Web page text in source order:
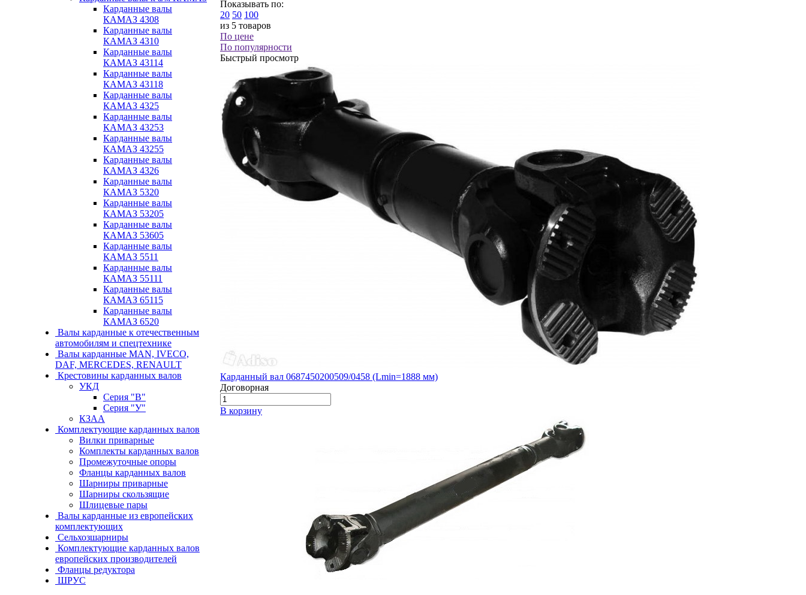
Карданные валы
КАМАЗ 4308
Карданные валы
КАМАЗ 4310
Карданные валы
КАМАЗ 43114
Карданные валы
КАМАЗ 43118
Карданные валы
КАМАЗ 4325
Карданные валы
КАМАЗ 43253
Карданные валы
КАМАЗ 43255
Карданные валы
КАМАЗ 4326
Карданные валы
КАМАЗ 5320
Карданные валы
КАМАЗ 53205
Карданные валы
КАМАЗ 53605
Карданные валы
КАМАЗ 5511
Карданные валы
КАМАЗ 55111
Карданные валы
КАМАЗ 65115
Карданные валы
КАМАЗ 6520
Валы карданные к отечественным
автомобилям и спецтехнике
Валы карданные MAN, IVECO,
DAF, MERCEDES, RENAULT
Крестовины карданных валов
УКД
Серия "В"
Серия "У"
КЗАА
Комплектующие карданных валов
Вилки приварные
Комплекты карданных валов
Промежуточные опоры
Фланцы карданных валов
Шарниры приварные
Шарниры скользящие
Шлицевые пары
Валы карданные из европейских
комплектующих
Сельхозшарниры
Комплектующие карданных валов
европейских производителей
Фланцы редуктора
ШРУС
Показывать по:
20 50 100
из 5 товаров
По цене
По популярности
Быстрый просмотр
Карданный вал 0687450200509/0458 (Lmin=1888 мм)
Договорная
В корзину